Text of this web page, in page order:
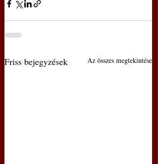
Friss bejegyzések Az összes megtekintése